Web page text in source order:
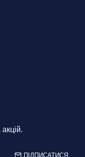
ПІДПИСАТИСЯ